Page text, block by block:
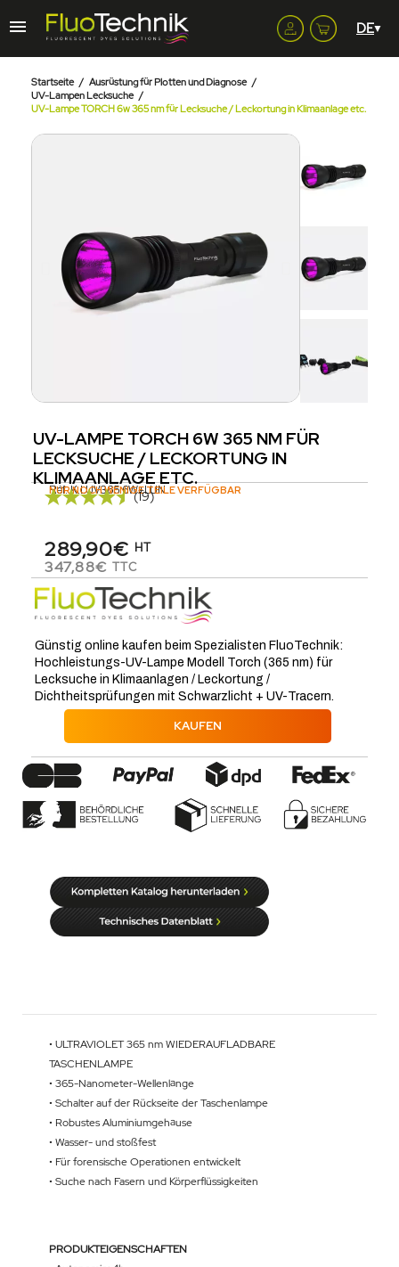
Startseite
Ausrüstung für Plotten und Diagnose
UV-Lampen Lecksuche
UV-Lampe TORCH 6w 365 nm für Lecksuche / Leckortung in Klimaanlage etc.
UV-LAMPE TORCH 6W 365 NM FÜR
LECKSUCHE / LECKORTUNG IN
KLIMAANLAGE ETC.
Réf. K.LUV365.6W+LUN
NUR NOCH WENIGE TEILE VERFÜGBAR
(19)
289,90€ HT
347,88€ TTC
Günstig online kaufen beim Spezialisten FluoTechnik:
Hochleistungs-UV-Lampe Modell Torch (365 nm) für
Lecksuche in Klimaanlagen / Leckortung /
Dichtheitsprüfungen mit Schwarzlicht + UV-Tracern.
KAUFEN
• ULTRAVIOLET 365 nm WIEDERAUFLADBARE
TASCHENLAMPE
• 365-Nanometer-Wellenlänge
• Schalter auf der Rückseite der Taschenlampe
• Robustes Aluminiumgehäuse
• Wasser- und stoßfest
• Für forensische Operationen entwickelt
• Suche nach Fasern und Körperflüssigkeiten
PRODUKTEIGENSCHAFTEN